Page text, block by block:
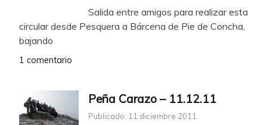
Salida entre amigos para realizar esta
circular desde Pesquera a Bárcena de Pie de Concha,
bajando
1 comentario
Peña Carazo – 11.12.11
Publicado: 11 diciembre 2011